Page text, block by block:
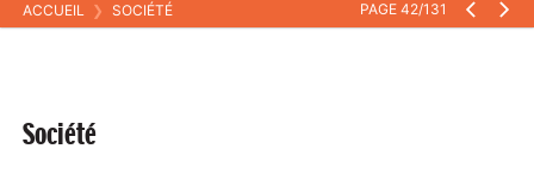
ACCUEIL ❯ SOCIÉTÉ PAGE 42/131
Société